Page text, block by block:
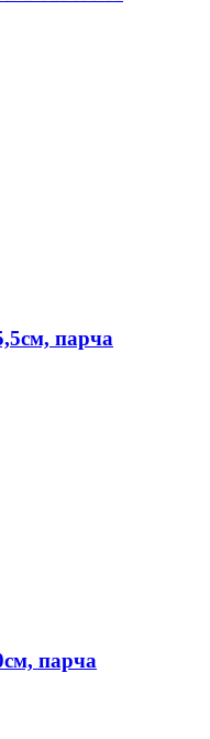
парча
парча